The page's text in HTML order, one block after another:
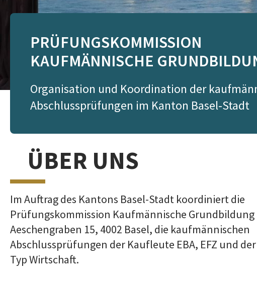
PRÜFUNGSKOMMISSION
KAUFMÄNNISCHE
Organisation und Koordination der
Abschlussprüfungen im Kanton Basel-Stadt
ÜBER UNS
Im Auftrag des Kantons Basel-Stadt koordiniert die
Prüfungskommission Kaufmännische Grundbildung
Aeschengraben 15, 4002 Basel, die kaufmännischen
Abschlussprüfungen der Kaufleute EBA, EFZ und
Typ Wirtschaft.